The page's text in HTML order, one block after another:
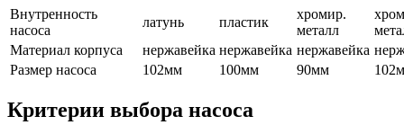
Внутренность
насоса
латунь пластик
хромир.
металл
Материал корпуса
нержавейка нержавейка нержавейка
Размер насоса
102мм 100мм 90мм
Критерии выбора насоса